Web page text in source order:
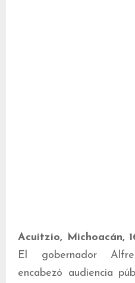
Acuitzio, Michoacán,
El gobernador
encabezó audiencia